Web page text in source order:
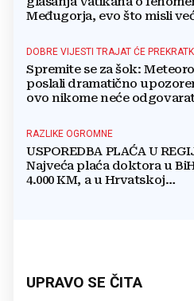
Međugorja, evo što misli
DOBRE VIJESTI TRAJAT ĆE
Spremite se za šok:
poslali dramatično
ovo nikome neće
RAZLIKE OGROMNE
USPOREDBA PLAĆA U
Najveća plaća doktora u
4.000 KM, a u Hrvatskoj
UPRAVO SE ČITA